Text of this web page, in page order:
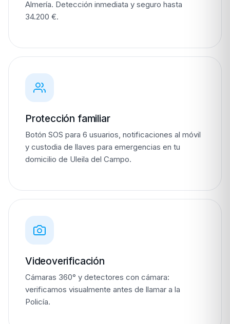
Almería. Detección inmediata y seguro hasta
34.200 €.
Protección familiar
Botón SOS para 6 usuarios, notificaciones al móvil
y custodia de llaves para emergencias en tu
domicilio de Uleila del Campo.
Videoverificación
Cámaras 360° y detectores con cámara:
verificamos visualmente antes de llamar a la
Policía.